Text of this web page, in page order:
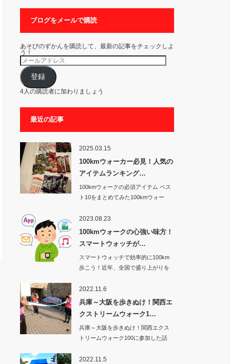
ブログをメールで購読
あそびのずかんを購読して、最新の記事をチェックしよ
う！
メ
ー
ル
ア
ド
レ
ス
登録
4人の購読者に加わりましょう
最近の記事
2025.03.15
100kmウォーカー必見！人気の
アイテムランキング…
100kmウォークの必須アイテム ベス
ト10をまとめてみた100kmウォー
2023.08.23
100kmウォークの心強い味方！
スマートウォッチが…
スマートウォッチで効率的に100km
歩こう！近年、全国で盛り上がりを
2022.11.6
兵庫～大阪を歩きぬけ！関西エ
クストリームウォーク1…
兵庫～大阪を歩きぬけ！関西エクス
トリームウォーク100に参加した話
2022.11.5